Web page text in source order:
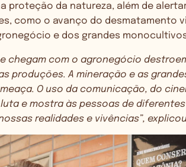
proteção da natureza, além de
como o avanço do desmatamento
e dos grandes
chegam com o agronegócio
produções. A mineração e as
O uso da comunicação, do
e mostra às pessoas de
realidades e vivências”,